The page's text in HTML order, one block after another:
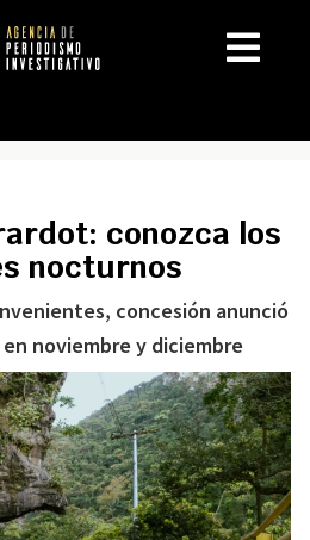
conozca los
nocturnos
concesión anunció
noviembre y diciembre